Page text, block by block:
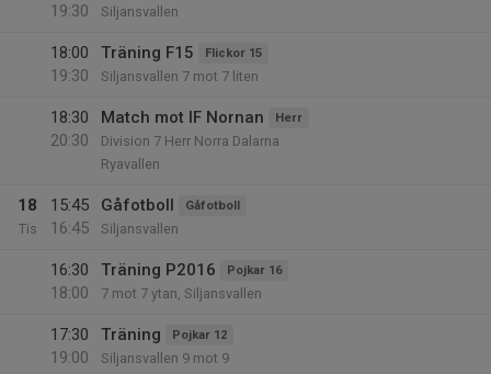
19:30
Siljansvallen
18:00
19:30
Träning F15 Flickor 15
Siljansvallen 7 mot 7 liten
18:30
20:30
Match mot IF Nornan Herr
Division 7 Herr Norra Dalarna
Ryavallen
18
Tis
15:45
16:45
Gåfotboll Gåfotboll
Siljansvallen
16:30
18:00
Träning P2016 Pojkar 16
7 mot 7 ytan, Siljansvallen
17:30
19:00
Träning Pojkar 12
Siljansvallen 9 mot 9